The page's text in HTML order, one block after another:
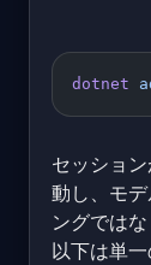
dotnet
セッショ
動し、モ
ングでは
以下は単